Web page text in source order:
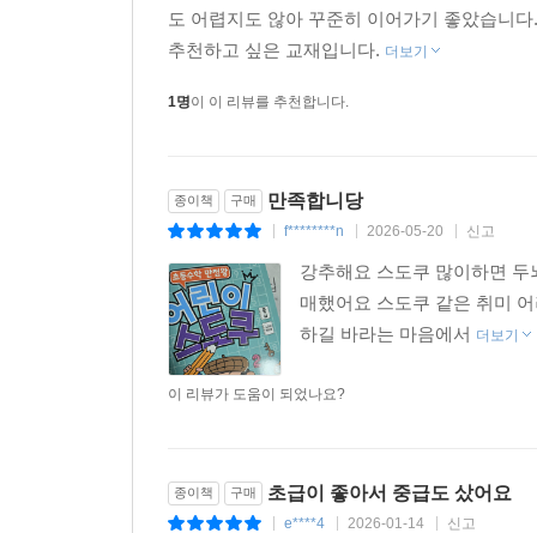
도 어렵지도 않아 꾸준히 이어가기 좋았습니
추천하고 싶은 교재입니다. 더보기
1명이 이 리뷰를 추천합니다.
종이책 구매 만족합니당
f********n 2026-05-20 신고
강추해요 스도쿠 많이하면
매했어요 스도쿠 같은 취미
하길 바라는 마음에서 더보기
이 리뷰가 도움이 되었나요?
종이책 구매 초급이 좋아서 중급도 샀어요
e****4 2026-01-14 신고